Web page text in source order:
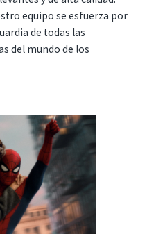
equipo se esfuerza por
de todas las
del mundo de los